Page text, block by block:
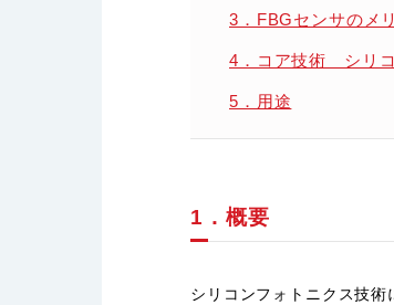
3．FBGセンサのメ
4．コア技術 シリ
5．用途
1．概要
シリコンフォトニクス技